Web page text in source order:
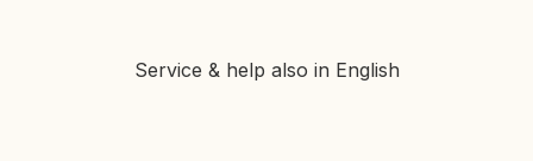
Service & help also in English